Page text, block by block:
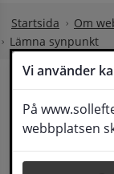
Vi använder
På
webbplatsen
Startsida
Om
Lämna synpunkt
Lämna
Här kan du